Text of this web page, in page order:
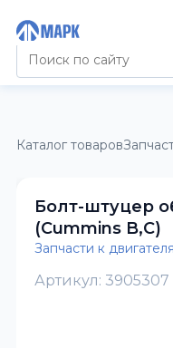
Каталог товаров
Болт-штуцер
(Cummins B,C)
Запчасти к
Артикул: 3905307